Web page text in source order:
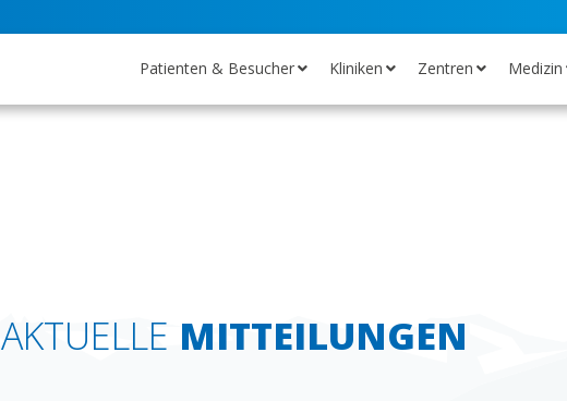
Patienten & Besucher Kliniken Zentren Medizin
AKTUELLE MITTEILUNGEN